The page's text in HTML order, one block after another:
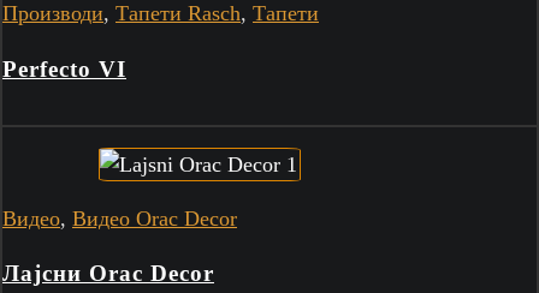
Производи, Тапети Rasch, Тапети
Perfecto VI
Видео, Видео Orac Decor
Лајсни Orac Decor